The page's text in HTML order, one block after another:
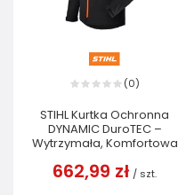
(0)
STIHL Kurtka Ochronna
DYNAMIC DuroTEC –
Wytrzymała, Komfortowa
662,99 zł / szt.